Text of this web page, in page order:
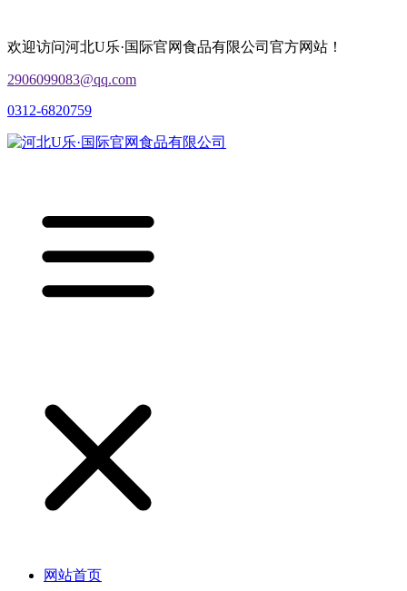
欢迎访问河北U乐·国际官网食品有限公司官方网站！
2906099083@qq.com
0312-6820759
网站首页